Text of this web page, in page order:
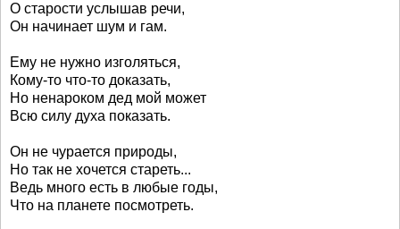
О старости услышав речи,
Он начинает шум и гам.
Ему не нужно изголяться,
Кому-то что-то доказать,
Но ненароком дед мой может
Всю силу духа показать.
Он не чурается природы,
Но так не хочется стареть...
Ведь много есть в любые годы,
Что на планете посмотреть.